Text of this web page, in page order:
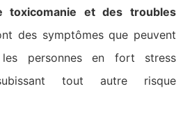
toxicomanie et des troubles
des symptômes que peuvent
les personnes en fort stress
tout autre risque